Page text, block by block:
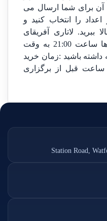
آن برای شما ارسال می
را انتخاب کنید و
لاتاری آفریقای
جنوبی شنبه ها و چهارشنبه ها ساعت 21:00 به وقت
باشید :زمان خرید
بلیط این لاتاری حداکثر تا 4 ساعت قبل از برگزاری